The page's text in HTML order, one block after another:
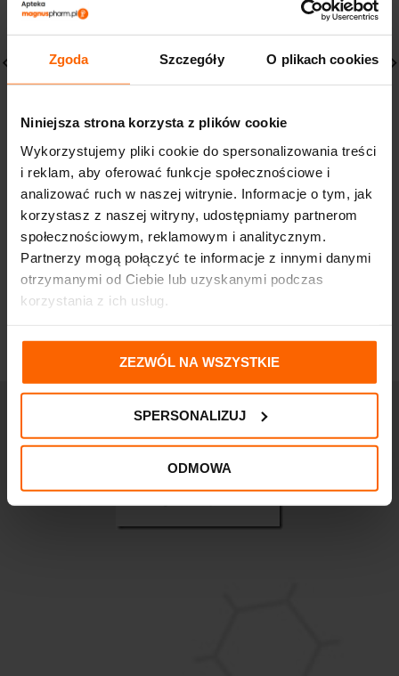
Zgoda Szczegóły O plikach cookies
Niniejsza strona korzysta z plików cookie
Wykorzystujemy pliki cookie do spersonalizowania treści
i reklam, aby oferować funkcje społecznościowe i
analizować ruch w naszej witrynie. Informacje o tym, jak
korzystasz z naszej witryny, udostępniamy partnerom
społecznościowym, reklamowym i analitycznym.
Partnerzy mogą połączyć te informacje z innymi danymi
otrzymanymi od Ciebie lub uzyskanymi podczas
korzystania z ich usług.
ZEZWÓL NA WSZYSTKIE
SPERSONALIZUJ
ODMOWA
prezerwatywy XL 3
7,81 zł
nielateksowe